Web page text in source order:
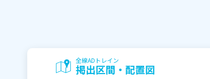
全線ADトレイン
掲出区間・配置図